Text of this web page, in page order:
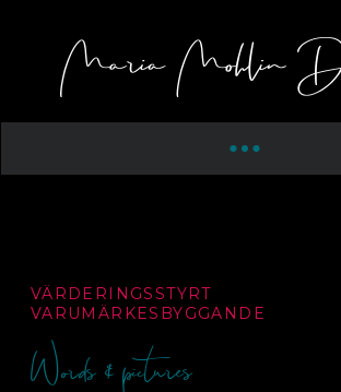
VÄRDERINGSSTYRT
VARUMÄRKESBYGGANDE
Words & pictures